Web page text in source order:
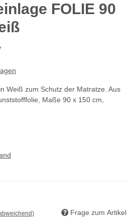
FOLIE 90
Weiß zum Schutz der Matratze. Aus
Maße 90 x 150 cm,
Frage zum Artikel